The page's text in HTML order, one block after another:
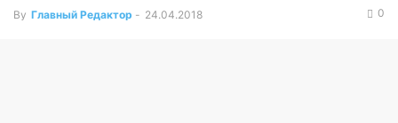
By Главный Редактор - 24.04.2018 0